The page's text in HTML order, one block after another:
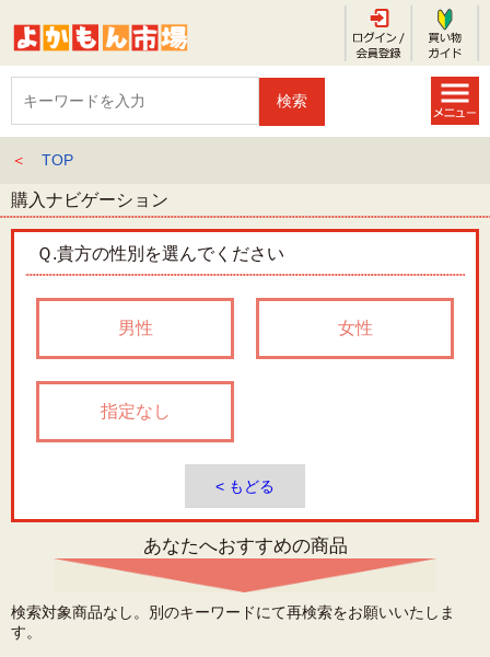
＜ TOP
購入ナビゲーション
Ｑ.貴方の性別を選んでください
男性 女性
指定なし
< もどる
あなたへおすすめの商品
検索対象商品なし。別のキーワードにて再検索をお願いいたしま
す。